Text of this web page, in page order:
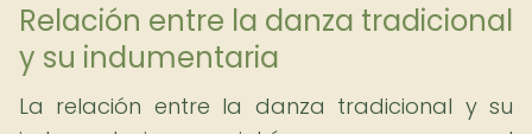
Relación entre la danza tradicional
y su indumentaria
La relación entre la danza tradicional y su